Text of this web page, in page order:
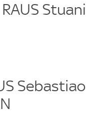
Stuani
Sebastiao